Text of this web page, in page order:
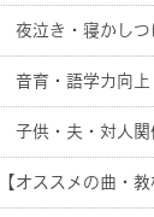
夜泣き・寝かしつ
音育・語学力向上
子供・夫・対人関
【オススメの曲・